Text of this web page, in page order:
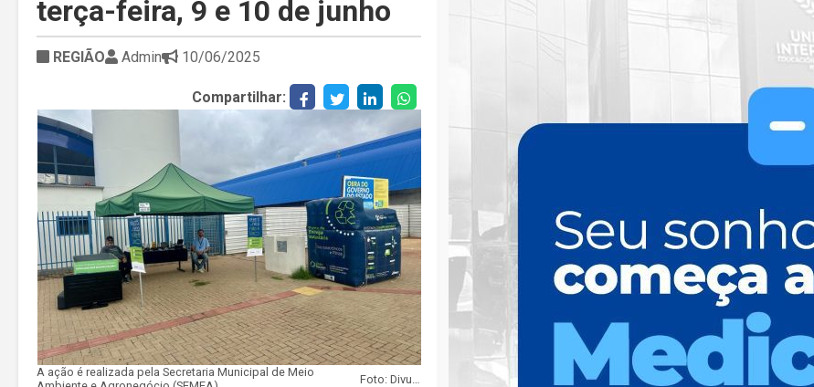
terça-feira, 9 e 10 de junho
REGIÃO Admin 10/06/2025
Compartilhar:
A ação é realizada pela Secretaria Municipal de Meio